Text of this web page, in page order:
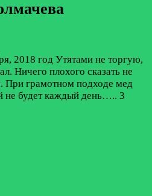
2018 год Утятами не торгую,
Ничего плохого сказать не
При грамотном подходе мед
не будет каждый день….. 3